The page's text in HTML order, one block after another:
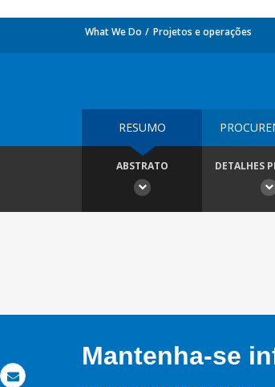
What We Do Projetos e operações
RESUMO
ABSTRATO DETALHES
Mantenha-se